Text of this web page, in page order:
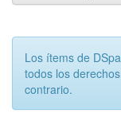
Los ítems de
todos los
contrario.